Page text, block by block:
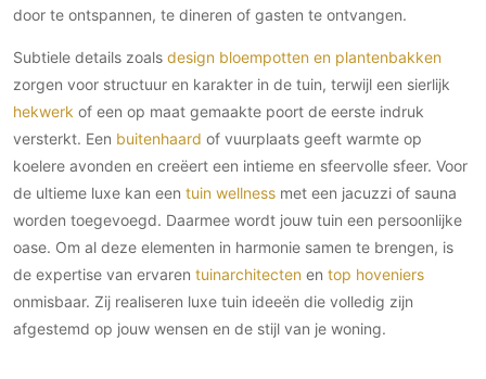
door te ontspannen, te dineren of gasten te ontvangen.
Subtiele details zoals design bloempotten en plantenbakken
zorgen voor structuur en karakter in de tuin, terwijl een sierlijk
hekwerk of een op maat gemaakte poort de eerste indruk
versterkt. Een buitenhaard of vuurplaats geeft warmte op
koelere avonden en creëert een intieme en sfeervolle sfeer. Voor
de ultieme luxe kan een tuin wellness met een jacuzzi of sauna
worden toegevoegd. Daarmee wordt jouw tuin een persoonlijke
oase. Om al deze elementen in harmonie samen te brengen, is
de expertise van ervaren tuinarchitecten en top hoveniers
onmisbaar. Zij realiseren luxe tuin ideeën die volledig zijn
afgestemd op jouw wensen en de stijl van je woning.